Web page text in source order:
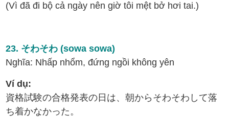
(Vì đã đi bộ cả ngày nên giờ tôi mệt bở hơi tai.)
23. そわそわ (sowa sowa)
Nghĩa: Nhấp nhổm, đứng ngồi không yên
Ví dụ:
資格試験の合格発表の日は、朝からそわそわして落
ち着かなかった。